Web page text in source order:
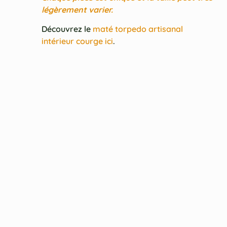
légèrement varier.
Découvrez le maté torpedo artisanal
intérieur courge ici.